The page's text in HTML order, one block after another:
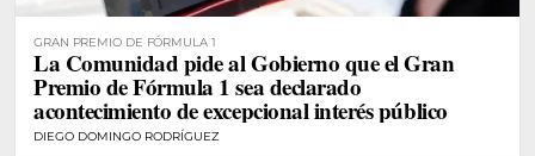
GRAN PREMIO DE FÓRMULA 1
La Comunidad pide al Gobierno que el Gran
Premio de Fórmula 1 sea declarado
acontecimiento de excepcional interés público
DIEGO DOMINGO RODRÍGUEZ